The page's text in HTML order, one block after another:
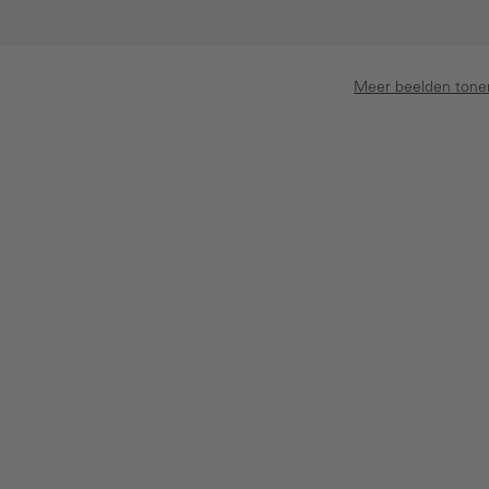
Meer beelden